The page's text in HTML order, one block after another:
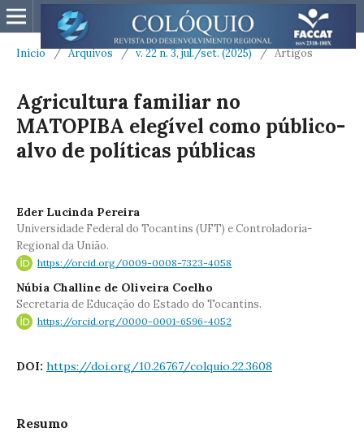
Início / Arquivos / v. 22 n. 3, jul./set. (2025) / Artigos
Agricultura familiar no
MATOPIBA elegível como público-
alvo de políticas públicas
Eder Lucinda Pereira
Universidade Federal do Tocantins (UFT) e Controladoria-
Regional da União.
https://orcid.org/0009-0008-7323-4058
Núbia Challine de Oliveira Coelho
Secretaria de Educação do Estado do Tocantins.
https://orcid.org/0000-0001-6596-4052
DOI: https://doi.org/10.26767/colquio.22.3608
Resumo